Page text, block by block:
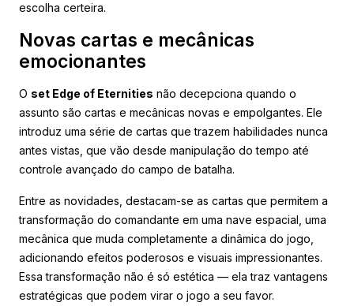
escolha certeira.
Novas cartas e mecânicas
emocionantes
O set Edge of Eternities não decepciona quando o
assunto são cartas e mecânicas novas e empolgantes. Ele
introduz uma série de cartas que trazem habilidades nunca
antes vistas, que vão desde manipulação do tempo até
controle avançado do campo de batalha.
Entre as novidades, destacam-se as cartas que permitem a
transformação do comandante em uma nave espacial, uma
mecânica que muda completamente a dinâmica do jogo,
adicionando efeitos poderosos e visuais impressionantes.
Essa transformação não é só estética — ela traz vantagens
estratégicas que podem virar o jogo a seu favor.